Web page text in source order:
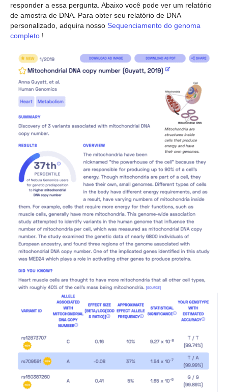
responder a essa pergunta. Abaixo você pode ver um relatório
de amostra de DNA. Para obter seu relatório de DNA
personalizado, adquira nosso Sequenciamento do genoma
completo !